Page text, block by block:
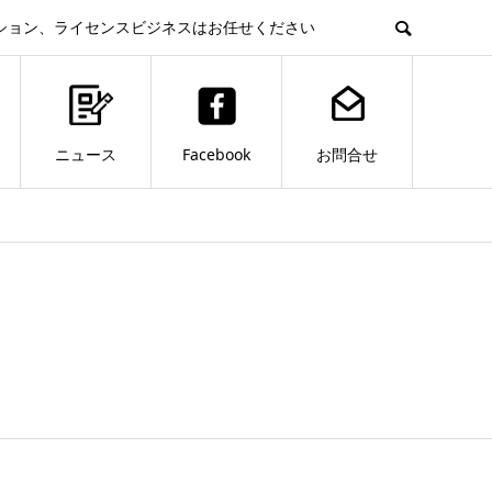
ン、ライセンスビジネスはお任せください
ニュース Facebook お問合せ